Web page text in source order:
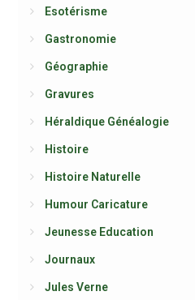
Esotérisme
Gastronomie
Géographie
Gravures
Héraldique Généalogie
Histoire
Histoire Naturelle
Humour Caricature
Jeunesse Education
Journaux
Jules Verne